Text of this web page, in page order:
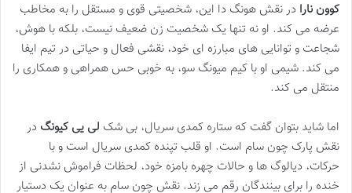
کوون نارا در نقش هونگ دا این، شخصیتی قوی و مستقل را به مخاطب
عرضه می کند. او نه تنها یک شخصیت زن ضعیف نیست، بلکه با هوش،
شجاعت و توانایی های مبارزه ای خود، نقشی فعال و حیاتی در تیم ایفا
می کند. شیمی او با کیم میونگ سو، به خوبی حس همراهی و همکاری را
منتقل می کند.
اما شاید بتوان گفت که ستاره کمدی سریال، بی شک لی یی کیونگ در
نقش پارک چون سام است. او قلب تپنده کمدی سریال است و با
حرکات، دیالوگ ها و حالات چهره بامزه خود، لحظات فراموش نشدنی از
خنده را برای بینندگان رقم می زند. نقش چون سام به عنوان یک دستیار